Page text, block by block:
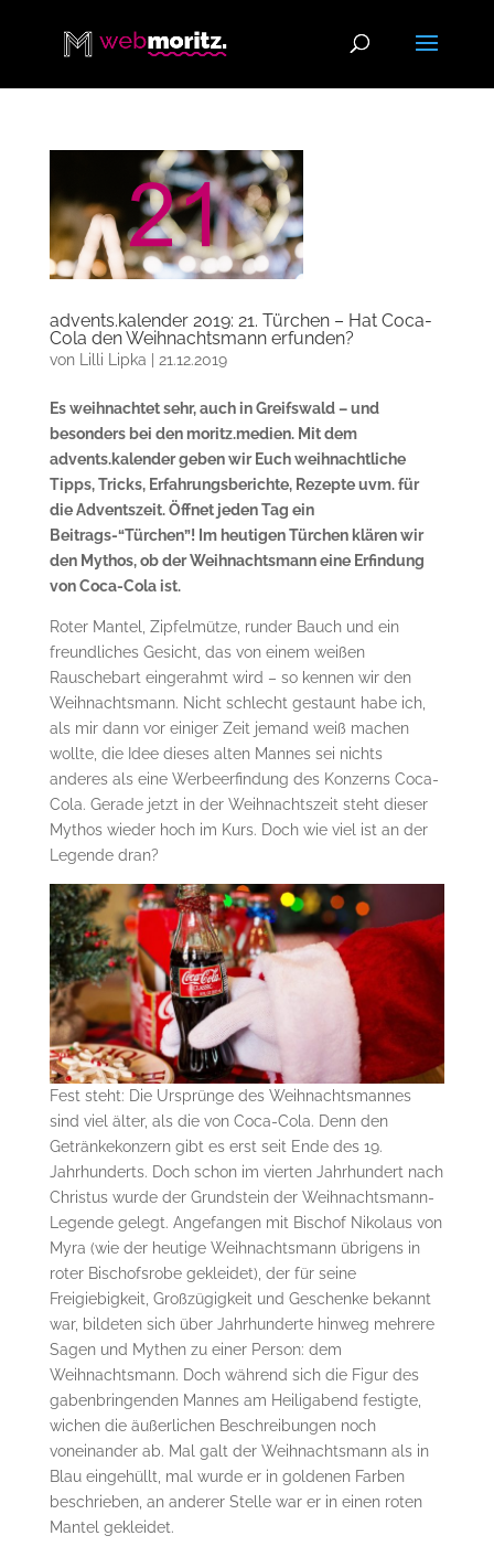
advents.kalender 2019: 21. Türchen – Hat Coca-
Cola den Weihnachtsmann erfunden?
von Lilli Lipka | 21.12.2019
Es weihnachtet sehr, auch in Greifswald – und
besonders bei den moritz.medien. Mit dem
advents.kalender geben wir Euch weihnachtliche
Tipps, Tricks, Erfahrungsberichte, Rezepte uvm. für
die Adventszeit. Öffnet jeden Tag ein
Beitrags-“Türchen”! Im heutigen Türchen klären wir
den Mythos, ob der Weihnachtsmann eine Erfindung
von Coca-Cola ist.
Roter Mantel, Zipfelmütze, runder Bauch und ein
freundliches Gesicht, das von einem weißen
Rauschebart eingerahmt wird – so kennen wir den
Weihnachtsmann. Nicht schlecht gestaunt habe ich,
als mir dann vor einiger Zeit jemand weiß machen
wollte, die Idee dieses alten Mannes sei nichts
anderes als eine Werbeerfindung des Konzerns Coca-
Cola. Gerade jetzt in der Weihnachtszeit steht dieser
Mythos wieder hoch im Kurs. Doch wie viel ist an der
Legende dran?
Fest steht: Die Ursprünge des Weihnachtsmannes
sind viel älter, als die von Coca-Cola. Denn den
Getränkekonzern gibt es erst seit Ende des 19.
Jahrhunderts. Doch schon im vierten Jahrhundert nach
Christus wurde der Grundstein der Weihnachtsmann-
Legende gelegt. Angefangen mit Bischof Nikolaus von
Myra (wie der heutige Weihnachtsmann übrigens in
roter Bischofsrobe gekleidet), der für seine
Freigiebigkeit, Großzügigkeit und Geschenke bekannt
war, bildeten sich über Jahrhunderte hinweg mehrere
Sagen und Mythen zu einer Person: dem
Weihnachtsmann. Doch während sich die Figur des
gabenbringenden Mannes am Heiligabend festigte,
wichen die äußerlichen Beschreibungen noch
voneinander ab. Mal galt der Weihnachtsmann als in
Blau eingehüllt, mal wurde er in goldenen Farben
beschrieben, an anderer Stelle war er in einen roten
Mantel gekleidet.